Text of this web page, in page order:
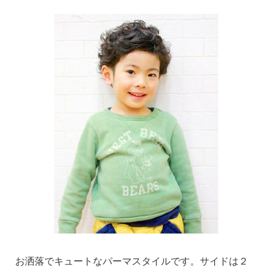
お洒落でキュートなパーマスタイルです。サイドは２